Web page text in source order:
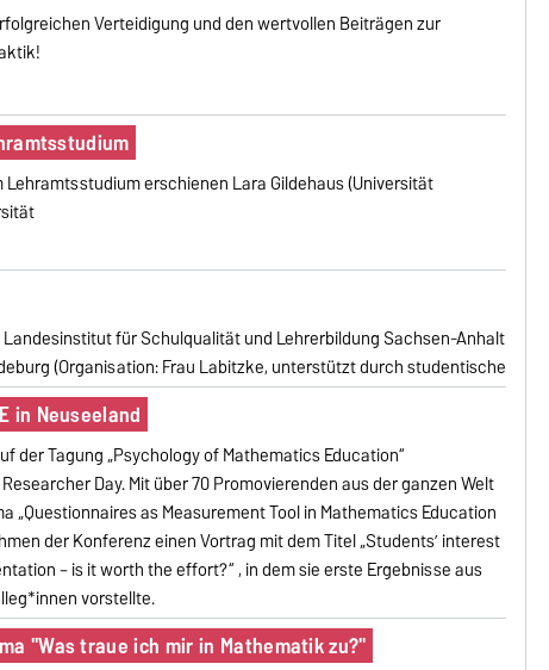
Verteidigung und den wertvollen Beiträgen zur
erschienen Lara Gildehaus (Universität
für Schulqualität und Lehrerbildung Sachsen-Anhalt
(Organisation: Frau Labitzke, unterstützt durch studentische
in Neuseeland
der Tagung „Psychology of Mathematics Education“
Researcher Day. Mit über 70 Promovierenden aus der ganzen Welt
„Questionnaires as Measurement Tool in Mathematics Education
der Konferenz einen Vortrag mit dem Titel „Students’ interest
– is it worth the effort?“ , in dem sie erste Ergebnisse aus
vorstellte.
"Was traue ich mir in Mathematik zu?"